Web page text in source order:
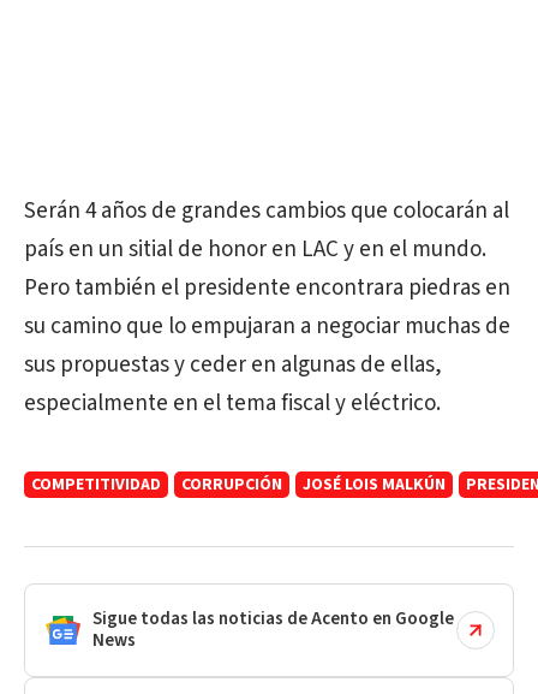
Serán 4 años de grandes cambios que colocarán al
país en un sitial de honor en LAC y en el mundo.
Pero también el presidente encontrara piedras en
su camino que lo empujaran a negociar muchas de
sus propuestas y ceder en algunas de ellas,
especialmente en el tema fiscal y eléctrico.
COMPETITIVIDAD CORRUPCIÓN JOSÉ LOIS MALKÚN
Sigue todas las noticias de Acento en Google
News